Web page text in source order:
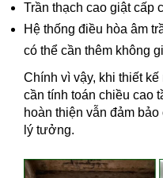
Trần thạch cao giật cấp
Hệ thống điều hòa âm
có thể cần thêm không
Chính vì vậy, khi thiết
cần tính toán chiều cao
hoàn thiện vẫn đảm
lý tưởng.